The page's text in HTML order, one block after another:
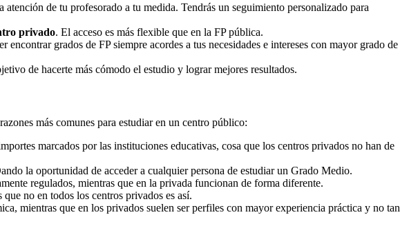
atención de tu profesorado a tu medida. Tendrás un seguimiento personalizado para
privado. El acceso es más flexible que en la FP pública.
encontrar grados de FP siempre acordes a tus necesidades e intereses con mayor grado de
de hacerte más cómodo el estudio y lograr mejores resultados.
más comunes para estudiar en un centro público:
marcados por las instituciones educativas, cosa que los centros privados no han de
la oportunidad de acceder a cualquier persona de estudiar un Grado Medio.
regulados, mientras que en la privada funcionan de forma diferente.
no en todos los centros privados es así.
mientras que en los privados suelen ser perfiles con mayor experiencia práctica y no tan